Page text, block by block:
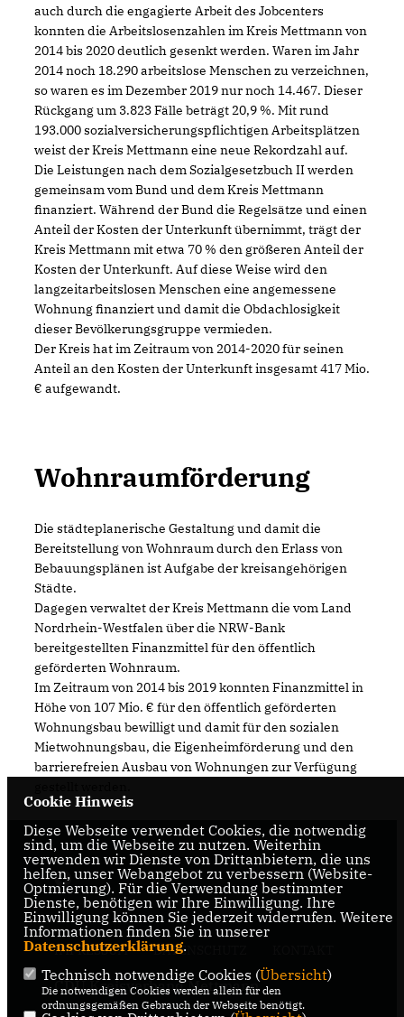
auch durch die engagierte Arbeit des Jobcenters
konnten die Arbeitslosenzahlen im Kreis Mettmann von
2014 bis 2020 deutlich gesenkt werden. Waren im Jahr
2014 noch 18.290 arbeitslose Menschen zu verzeichnen,
so waren es im Dezember 2019 nur noch 14.467. Dieser
Rückgang um 3.823 Fälle beträgt 20,9 %. Mit rund
193.000 sozialversicherungspflichtigen Arbeitsplätzen
weist der Kreis Mettmann eine neue Rekordzahl auf.
Die Leistungen nach dem Sozialgesetzbuch II werden
gemeinsam vom Bund und dem Kreis Mettmann
finanziert. Während der Bund die Regelsätze und einen
Anteil der Kosten der Unterkunft übernimmt, trägt der
Kreis Mettmann mit etwa 70 % den größeren Anteil der
Kosten der Unterkunft. Auf diese Weise wird den
langzeitarbeitslosen Menschen eine angemessene
Wohnung finanziert und damit die Obdachlosigkeit
dieser Bevölkerungsgruppe vermieden.
Der Kreis hat im Zeitraum von 2014-2020 für seinen
Anteil an den Kosten der Unterkunft insgesamt 417 Mio.
aufgewandt.
Wohnraumförderung
Die städteplanerische Gestaltung und damit die
Bereitstellung von Wohnraum durch den Erlass von
Bebauungsplänen ist Aufgabe der kreisangehörigen
Städte.
Dagegen verwaltet der Kreis Mettmann die vom Land
Nordrhein-Westfalen über die NRW-Bank
bereitgestellten Finanzmittel für den öffentlich
geförderten Wohnraum.
Im Zeitraum von 2014 bis 2019 konnten Finanzmittel in
Höhe von 107 Mio. € für den öffentlich geförderten
Wohnungsbau bewilligt und damit für den sozialen
Mietwohnungsbau, die Eigenheimförderung und den
barrierefreien Ausbau von Wohnungen zur Verfügung
IMPRESSUM DATENSCHUTZ
CDU Kreisverband Mettmann
Cookie Hinweis
Diese Webseite verwendet Cookies, die notwendig
sind, um die Webseite zu nutzen. Weiterhin
verwenden wir Dienste von Drittanbietern, die uns
helfen, unser Webangebot zu verbessern (Website-
Optmierung). Für die Verwendung bestimmter
Dienste, benötigen wir Ihre Einwilligung. Ihre
Einwilligung können Sie jederzeit widerrufen. Weitere
Informationen finden Sie in unserer
Datenschutzerklärung.
Technisch notwendige Cookies (Übersicht)
Die notwendigen Cookies werden allein für den
ordnungsgemäßen Gebrauch der Webseite benötigt.